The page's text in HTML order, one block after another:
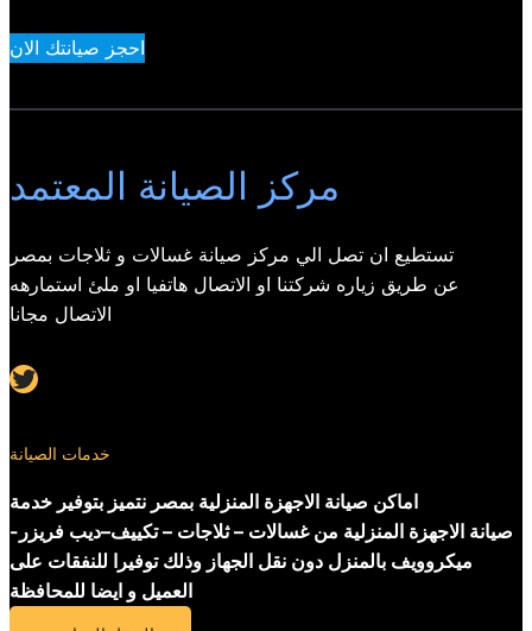
احجز صيانتك الان
مركز الصيانة المعتمد
تستطيع ان تصل الي مركز صيانة غسالات و ثلاجات بمصر
عن طريق زياره شركتنا او الاتصال هاتفيا او ملئ استمارهه
الاتصال مجانا
Twitter
خدمات الصيانة
اماكن صيانة الاجهزة المنزلية بمصر نتميز بتوفير خدمة
صيانة الاجهزة المنزلية من غسالات – ثلاجات – تكييف–ديب فريزر-
ميكروويف بالمنزل دون نقل الجهاز وذلك توفيرا للنفقات على
العميل و ايضا للمحافظة